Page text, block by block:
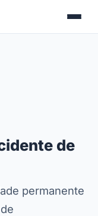
de
permanente